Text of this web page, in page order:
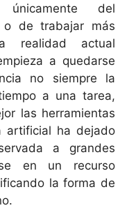
únicamente del
o de trabajar más
realidad actual
a quedarse
no siempre la
a una tarea,
las herramientas
artificial ha dejado
a grandes
en un recurso
la forma de